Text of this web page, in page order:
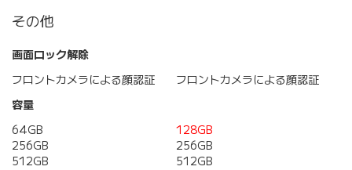
その他
画面ロック解除
フロントカメラによる顔認証
フロントカメラによる顔認証
容量
64GB
256GB
512GB
128GB
256GB
512GB